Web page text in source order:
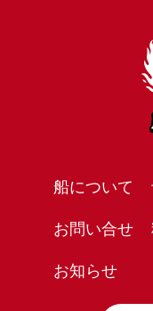
船について
お問い合せ
お知らせ